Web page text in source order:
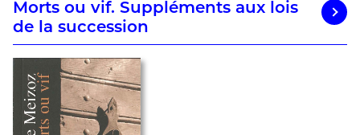
Morts ou vif. Suppléments aux lois
de la succession